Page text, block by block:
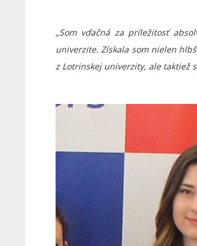
„Som vďačná za príležitosť
univerzite. Získala som nielen
z Lotrinskej univerzity, ale taktiež